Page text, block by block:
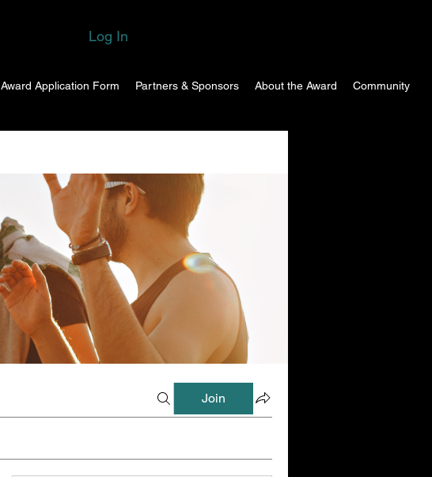
Log In
Award Application Form Partners & Sponsors About the Award Community
Join